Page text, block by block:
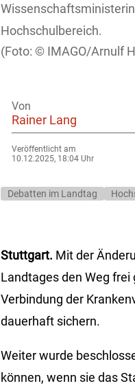
Hochschulbereich.
IMAGO/Arnulf
Von
Rainer Lang
Veröffentlicht am
10.12.2025, 18:04 Uhr
Debatten im Landtag
Stuttgart. Mit der
Landtages den Weg
Verbindung der
dauerhaft sichern.
Weiter wurde
können, wenn sie das